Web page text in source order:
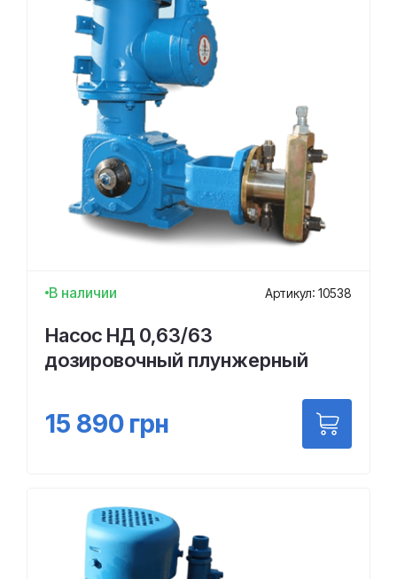
В наличии Артикул: 10538
Насос НД 0,63/63
дозировочный плунжерный
15 890 грн